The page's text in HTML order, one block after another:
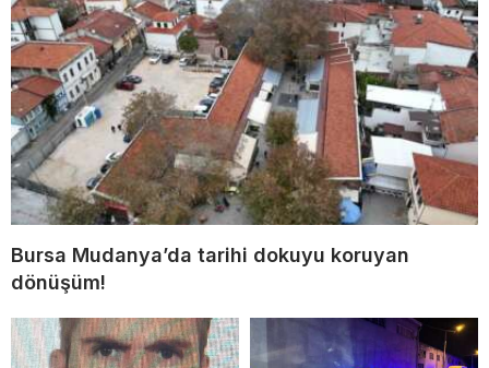
Bursa Mudanya’da tarihi dokuyu koruyan
dönüşüm!